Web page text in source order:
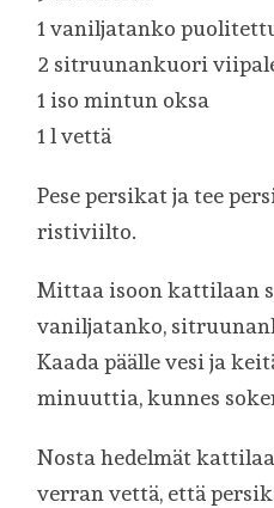
1 vaniljatanko
2 sitruunankuori
1 iso mintun oksa
1 l vettä
Pese persikat ja tee
ristiviilto.
Mittaa isoon kattilaan
vaniljatanko,
Kaada päälle vesi ja
minuuttia, kunnes
Nosta hedelmät
verran vettä, että